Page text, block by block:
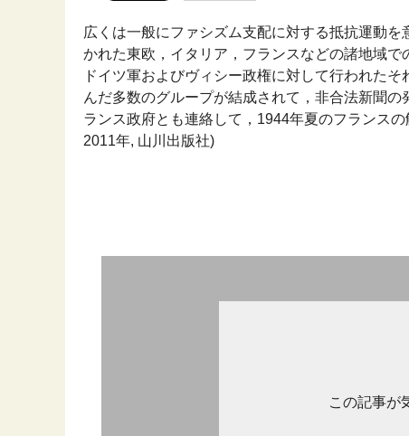
広くは一般にファシズム支配に対する抵抗運動
かれた東欧，イタリア，フランスなどの諸地域
ドイツ軍およびヴィシー政権に対して行われた
んだ多数のグループが結成されて，非合法新聞
ランス政府とも連絡して，1944年夏のフランス
2011年, 山川出版社)
この記事が